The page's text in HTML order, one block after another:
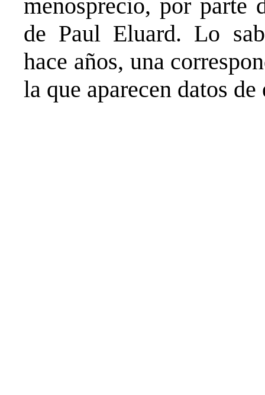
menosprecio, por parte
de Paul Eluard. Lo
hace años, una
la que aparecen datos